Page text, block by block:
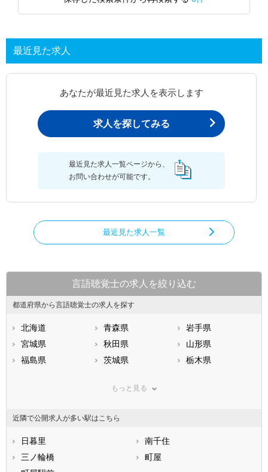
最近見た求人
あなたが最近見た求人を表示します
求人を探してみる
最近見た求人一覧ページから、
お問い合わせが可能です。
最近見た求人一覧
言語聴覚士の求人を絞り込む
都道府県から言語聴覚士の求人を探す
北海道 青森県
岩手県
宮城県
秋田県
山形県
福島県
茨城県
栃木県
神奈川県
石川県
福井県
静岡県
滋賀県
もっと見る
近隣で公開求人が多い駅はこちら
日暮里
南千住
三ノ輪橋
町屋